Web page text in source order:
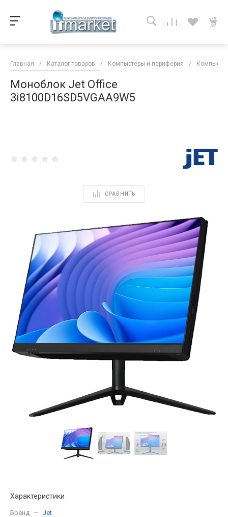
Главная / Каталог товаров / Компьютеры и периферия /
Моноблок Jet Office
3i8100D16SD5VGAA9W5
СРАВНИТЬ
Характеристики
Бренд — Jet